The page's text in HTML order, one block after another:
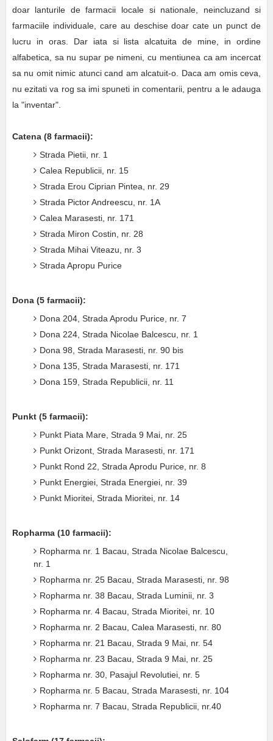
doar lanturile de farmacii locale si nationale, neincluzand si
farmaciile individuale, care au deschise doar cate un punct de
lucru in oras. Dar iata si lista alcatuita de mine, in ordine
alfabetica, sa nu supar pe nimeni, cu mentiunea ca am incercat
sa nu omit nimic atunci cand am alcatuit-o. Daca am omis ceva,
nu ezitati va rog sa imi spuneti in comentarii, pentru a le adauga
la "inventar".
Catena (8 farmacii):
Strada Pietii, nr. 1
Calea Republicii, nr. 15
Strada Erou Ciprian Pintea, nr. 29
Strada Pictor Andreescu, nr. 1A
Calea Marasesti, nr. 171
Strada Miron Costin, nr. 28
Strada Mihai Viteazu, nr. 3
Strada Apropu Purice
Dona (5 farmacii):
Dona 204, Strada Aprodu Purice, nr. 7
Dona 224, Strada Nicolae Balcescu, nr. 1
Dona 98, Strada Marasesti, nr. 90 bis
Dona 135, Strada Marasesti, nr. 171
Dona 159, Strada Republicii, nr. 11
Punkt (5 farmacii):
Punkt Piata Mare, Strada 9 Mai, nr. 25
Punkt Orizont, Strada Marasesti, nr. 171
Punkt Rond 22, Strada Aprodu Purice, nr. 8
Punkt Energiei, Strada Energiei, nr. 39
Punkt Mioritei, Strada Mioritei, nr. 14
Ropharma (10 farmacii):
Ropharma nr. 1 Bacau, Strada Nicolae Balcescu,
nr. 1
Ropharma nr. 25 Bacau, Strada Marasesti, nr. 98
Ropharma nr. 38 Bacau, Strada Luminii, nr. 3
Ropharma nr. 4 Bacau, Strada Mioritei, nr. 10
Ropharma nr. 2 Bacau, Calea Marasesti, nr. 80
Ropharma nr. 21 Bacau, Strada 9 Mai, nr. 54
Ropharma nr. 23 Bacau, Strada 9 Mai, nr. 25
Ropharma nr. 30, Pasajul Revolutiei, nr. 5
Ropharma nr. 5 Bacau, Strada Marasesti, nr. 104
Ropharma nr. 7 Bacau, Strada Republicii, nr.40